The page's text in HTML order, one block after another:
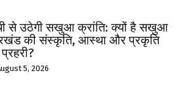
से उठेगी सखुआ क्रांति: क्यों है सखुआ
की संस्कृति, आस्था और प्रकृति
5, 2026